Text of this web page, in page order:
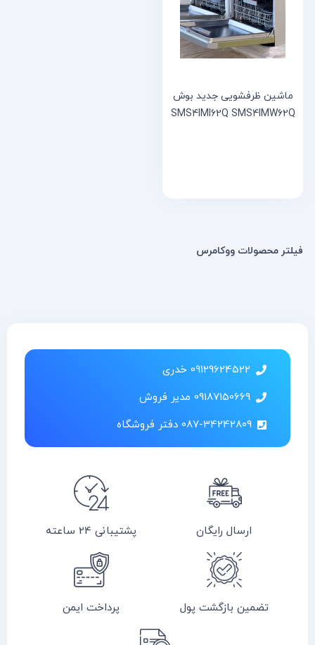
نوشته
ها
ماشین ظرفشویی جدید بوش
SMS4IMI62Q SMS4IMW62Q
فیلتر محصولات ووکامرس
09129624522 خدری
09187150669 مدیر فروش
087-34242809 دفتر فروشگاه
ارسال رایگان پشتیبانی 24 ساعته
تضمین بازگشت پول پرداخت ایمن